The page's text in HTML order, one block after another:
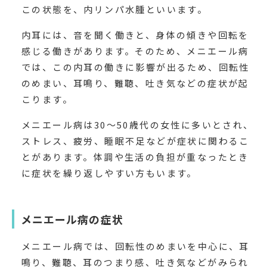
この状態を、内リンパ水腫といいます。
内耳には、音を聞く働きと、身体の傾きや回転を
感じる働きがあります。そのため、メニエール病
では、この内耳の働きに影響が出るため、回転性
のめまい、耳鳴り、難聴、吐き気などの症状が起
こります。
メニエール病は30〜50歳代の女性に多いとされ、
ストレス、疲労、睡眠不足などが症状に関わるこ
とがあります。体調や生活の負担が重なったとき
に症状を繰り返しやすい方もいます。
メニエール病の症状
メニエール病では、回転性のめまいを中心に、耳
鳴り、難聴、耳のつまり感、吐き気などがみられ